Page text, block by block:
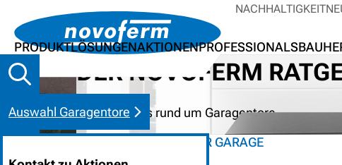
PRODUKTLÖSUNGENAKTIONENPROFESSIONALS
NACHHALTIGKEIT
Auswahl Garagentore
DER NOVOFERM
Tipps & Tricks rund um Garagentore
SCHWINGTOR GARAGE